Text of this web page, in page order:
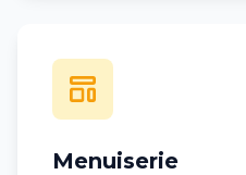
Menuiserie